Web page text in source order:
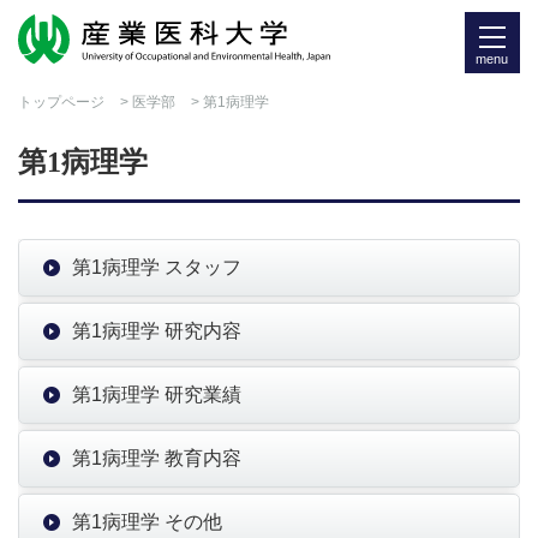
menu
トップページ > 医学部 > 第1病理学
第1病理学
第1病理学 スタッフ
第1病理学 研究内容
第1病理学 研究業績
第1病理学 教育内容
第1病理学 その他